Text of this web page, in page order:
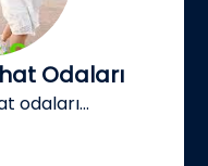
Odaları
odaları...